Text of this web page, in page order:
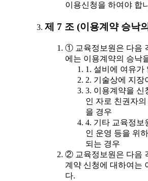
이용신청을 하여야 합
제 7 조 (이용계약 승낙
① 교육정보원은 다음
에는 이용계약의 승낙
1. 설비에 여유가
2. 기술상에 지장
3. 이용계약을 신
인 자로 친권자
을 경우
4. 기타 교육정보
인 운영 등을 위
되는 경우
② 교육정보원은 다음
계약 신청에 대하여는
다.